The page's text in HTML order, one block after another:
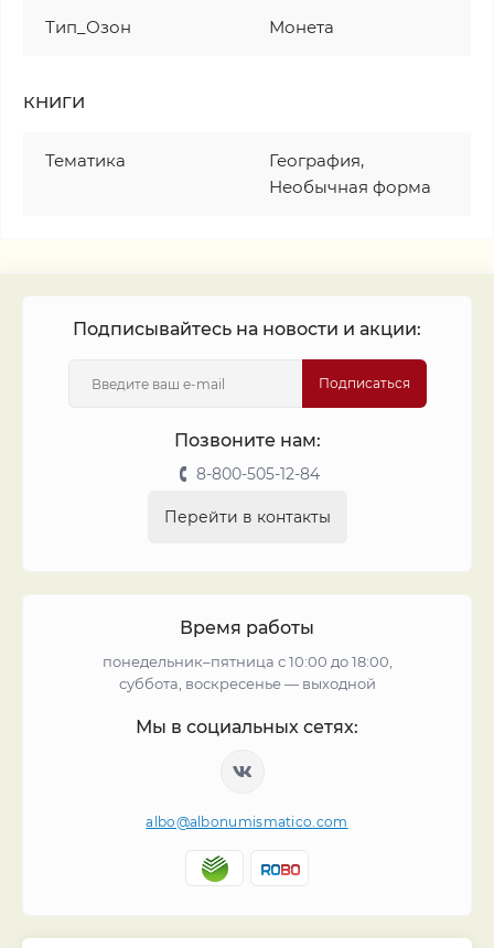
Тип_Озон Монета
КНИГИ
Тематика
География,
Необычная форма
Подписывайтесь на новости и акции:
Подписаться
Позвоните нам:
8-800-505-12-84
Перейти в контакты
Время работы
понедельник–пятница с 10:00 до 18:00,
суббота, воскресенье — выходной
Мы в социальных сетях:
albo@albonumismatico.com